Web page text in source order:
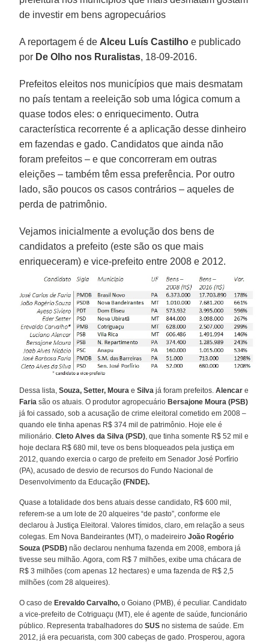
de investir em bens agropecuários
A reportagem é de Alceu Luís Castilho e publicado
por De Olho nos Ruralistas, 18-09-2016.
Prefeitos eleitos nos municípios que mais desmatam
no país tentam a reeleição sob uma lógica comum a
quase todos eles: o enriquecimento. Outra
característica recorrente é a aplicação desse dinheiro
em fazendas e gado. Candidatos que ainda não
foram prefeitos – e que concorreram em outras
eleições – também têm essa preferência. Por outro
lado, são poucos os casos contrários – aqueles de
perda de patrimônio.
Vejamos inicialmente a evolução dos bens de
candidatos a prefeito (este são os que mais
enriqueceram) e vice-prefeito entre 2008 e 2012.
Dessa lista,Souza, Setter, Moura eSilva já foram prefeitos.Alencar e
Faria são os atuais. O produtor agropecuárioBersajone Moura (PSB)
já foi cassado, sob a acusação de crime eleitoral cometido em 2008 –
quando ele tinha apenas R$ 374 mil de patrimônio. Hoje ele é
milionário.Cleto Alves da Silva (PSD) , que tinha somente R$ 52 mil e
hoje declara R$ 680 mil, teve os bens bloqueados pela justiça em
2012, quando exercia o cargo de prefeito em Senador José Porfírio
(PA), acusado de desvio de recursos do Fundo Nacional de
Desenvolvimento da Educação(FNDE).
Quase a totalidade dos bens atuais desse candidato, R$ 600 mil,
referem-se a um lote de 20 alqueires “de pasto”, conforme ele
declarou à Justiça Eleitoral. Valores tímidos, claro, em relação a seus
colegas. Em Nova Bandeirantes (MT), o madeireiroJoão Rogério
Souza (PSDB) não declarou nenhuma fazenda em 2008, embora já
tivesse seu milhão. Agora, com R$ 7 milhões, exibe uma chácara de
R$ 3 milhões (com apenas 12 hectares) e uma fazenda de R$ 2,5
milhões (com 28 alqueires).
O caso deErevaldo Carvalho, o Goiano (PMB), é peculiar. Candidato
a vice-prefeito de Cotriguaçu (MT), ele é agente de saúde, funcionário
público. Representa trabalhadores doSUS no sistema de saúde. Em
2012, já era pecuarista, com 300 cabeças de gado. Prosperou, agora